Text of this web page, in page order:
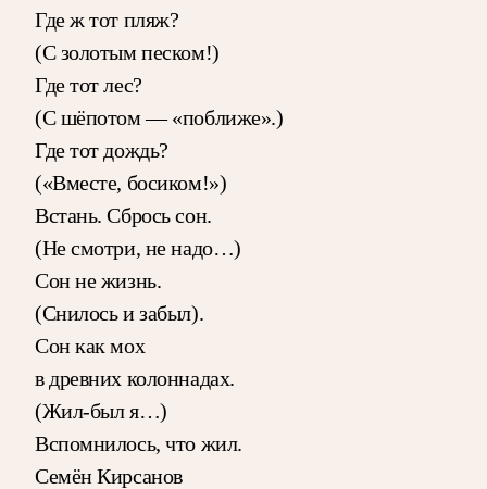
Где ж тот пляж?
(С золотым песком!)
Где тот лес?
(С шёпотом — «поближе».)
Где тот дождь?
(«Вместе, босиком!»)
Встань. Сбрось сон.
(Не смотри, не надо…)
Сон не жизнь.
(Снилось и забыл).
Сон как мох
в древних колоннадах.
(Жил-был я…)
Вспомнилось, что жил.
Семён Кирсанов